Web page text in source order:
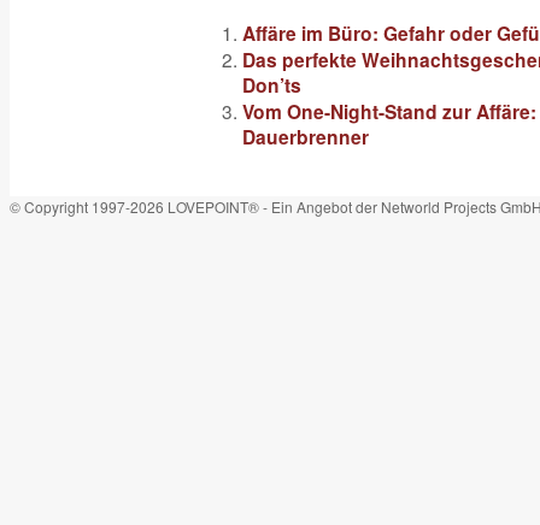
Affäre im Büro: Gefahr oder
Das perfekte
Don’ts
Vom One-Night-Stand zur
Dauerbrenner
© Copyright 1997-2026 LOVEPOINT® - Ein Angebot der Networld Projects